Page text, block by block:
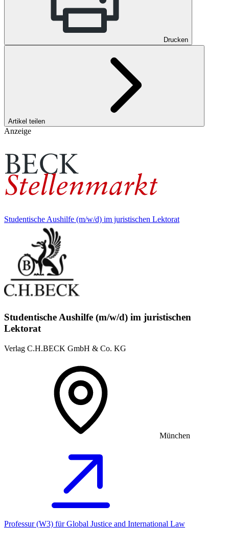
Drucken
Artikel teilen
Anzeige
Studentische Aushilfe (m/w/d) im juristischen Lektorat
Studentische Aushilfe (m/w/d) im juristischen
Lektorat
Verlag C.H.BECK GmbH & Co. KG
München
Professur (W3) für Global Justice and International Law